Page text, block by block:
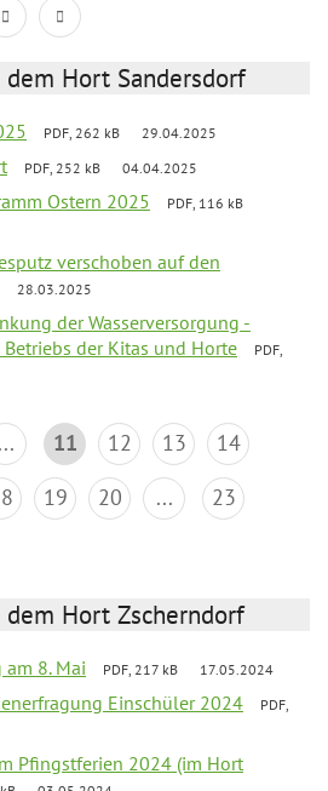
Hort Sandersdorf
PDF, 262 kB 29.04.2025
PDF, 252 kB 04.04.2025
Ostern 2025
PDF, 116 kB
verschoben auf den
28.03.2025
der Wasserversorgung -
der Kitas und Horte
PDF,
... 11 12 13
14
19 20 ... 23
Hort Zscherndorf
am 8. Mai PDF, 217 kB 17.05.2024
Einschüler 2024
PDF,
Pfingstferien 2024 (im Hort